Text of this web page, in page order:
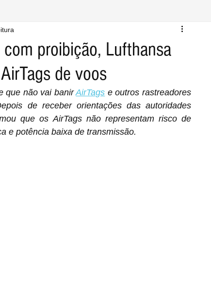
proibição, Lufthansa
de voos
que não vai banir AirTags e outros rastreadores
de receber orientações das autoridades
risco de
e potência baixa de transmissão.